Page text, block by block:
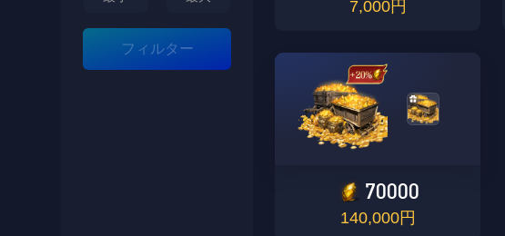
フィルター
7,000円
70000
140,000円
も
す。